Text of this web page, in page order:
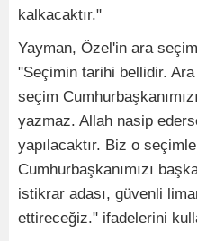
kalkacaktır."
Yayman, Özel'in ara
"Seçimin tarihi bellidir.
seçim
yazmaz. Allah nasip
yapılacaktır. Biz o
Cumhurbaşkanımızı
istikrar adası, güvenli
ettireceğiz." ifadelerini